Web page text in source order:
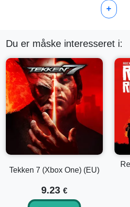
+
Du er måske interesseret i:
Tekken 7 (Xbox One) (EU)
9.23 €